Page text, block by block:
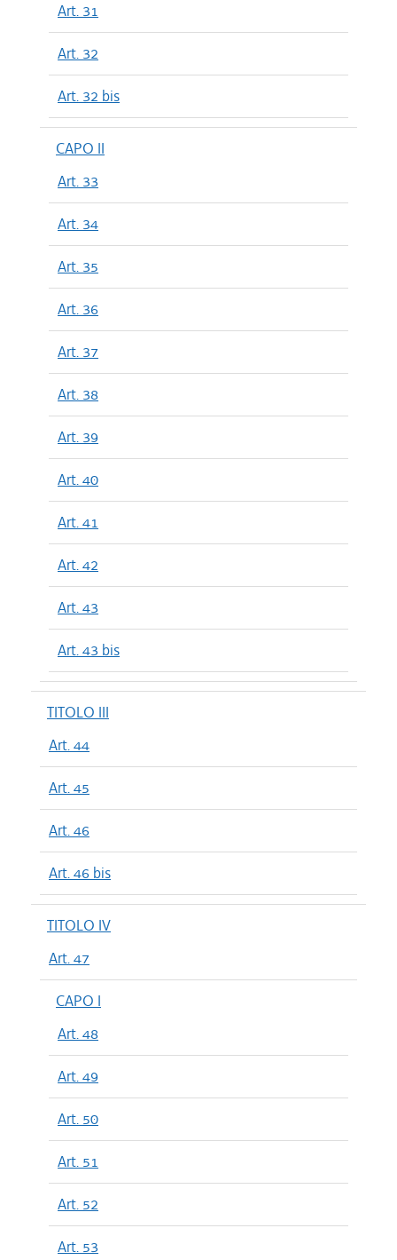
Art. 31
Art. 32
Art. 32 bis
CAPO II
Art. 33
Art. 34
Art. 35
Art. 36
Art. 37
Art. 38
Art. 39
Art. 40
Art. 41
Art. 42
Art. 43
Art. 43 bis
TITOLO III
Art. 44
Art. 45
Art. 46
Art. 46 bis
TITOLO IV
Art. 47
CAPO I
Art. 48
Art. 49
Art. 50
Art. 51
Art. 52
Art. 53